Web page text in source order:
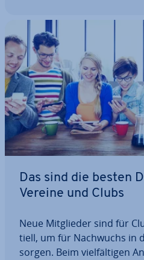
Das sind die besten
Vereine und Clubs
Neue Mit­glie­der sind für
ti­ell, um für Nachwuchs in
sorgen. Beim viel­fäl­ti­gen